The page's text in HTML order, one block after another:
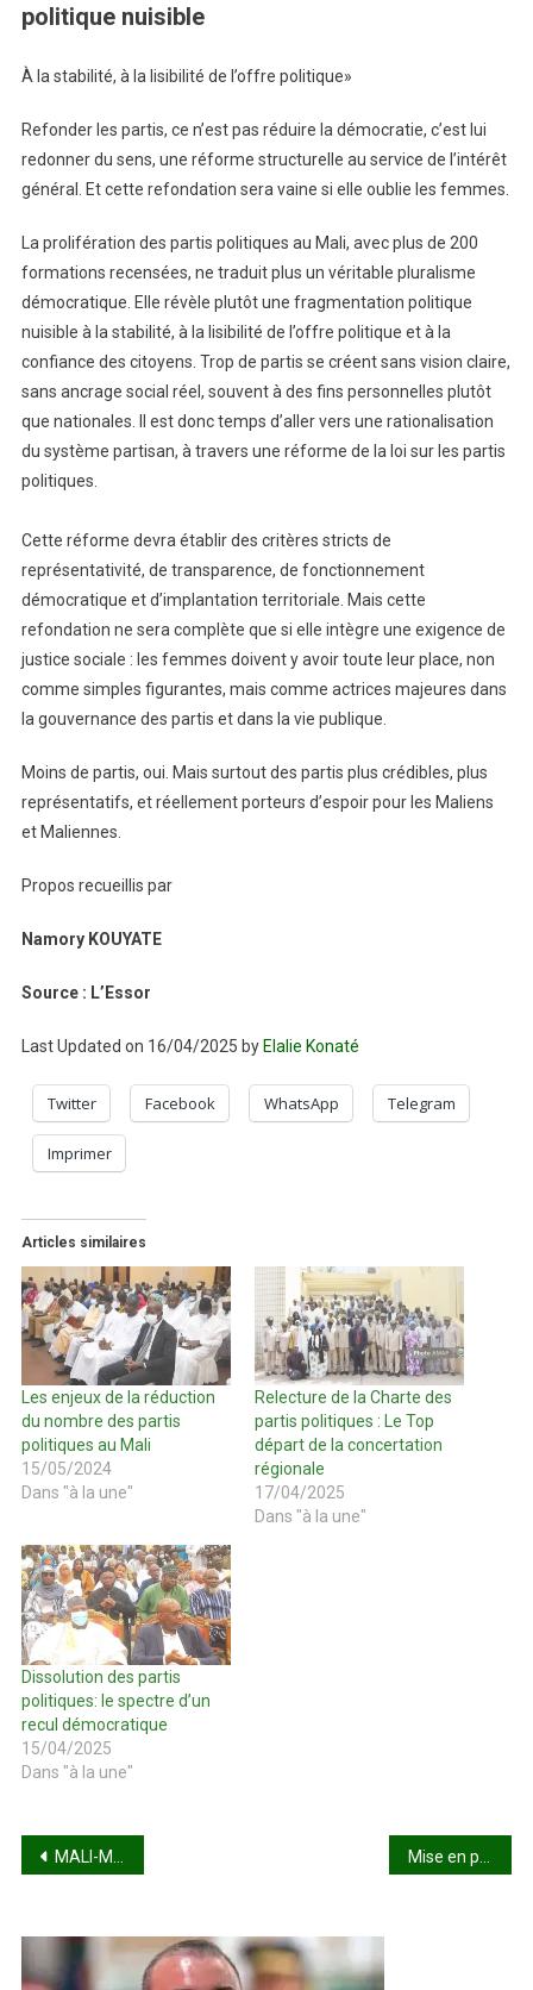
politique nuisible
À la stabilité, à la lisibilité de l’offre politique»
Refonder les partis, ce n’est pas réduire la démocratie, c’est lui
redonner du sens, une réforme structurelle au service de l’intérêt
général. Et cette refondation sera vaine si elle oublie les femmes.
La prolifération des partis politiques au Mali, avec plus de 200
formations recensées, ne traduit plus un véritable pluralisme
démocratique. Elle révèle plutôt une fragmentation politique
nuisible à la stabilité, à la lisibilité de l’offre politique et à la
confiance des citoyens. Trop de partis se créent sans vision claire,
sans ancrage social réel, souvent à des fins personnelles plutôt
que nationales. Il est donc temps d’aller vers une rationalisation
du système partisan, à travers une réforme de la loi sur les partis
politiques.
Cette réforme devra établir des critères stricts de
représentativité, de transparence, de fonctionnement
démocratique et d’implantation territoriale. Mais cette
refondation ne sera complète que si elle intègre une exigence de
justice sociale : les femmes doivent y avoir toute leur place, non
comme simples figurantes, mais comme actrices majeures dans
la gouvernance des partis et dans la vie publique.
Moins de partis, oui. Mais surtout des partis plus crédibles, plus
représentatifs, et réellement porteurs d’espoir pour les Maliens
et Maliennes.
Propos recueillis par
Namory KOUYATE
Source : L’Essor
Last Updated on 16/04/2025 by Elalie Konaté
Twitter Facebook WhatsApp Telegram
Imprimer
Articles similaires
Les enjeux de la réduction
du nombre des partis
politiques au Mali
15/05/2024
Dans "à la une"
Relecture de la Charte des
partis politiques : Le Top
départ de la concertation
régionale
17/04/2025
Dans "à la une"
Dissolution des partis
politiques: le spectre d’un
recul démocratique
15/04/2025
Dans "à la une"
Navigation
l’article
MALI-MAURITANIE : Une coopération renforcée